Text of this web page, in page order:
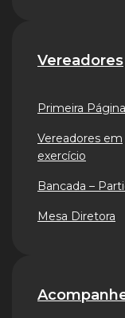
Vereadores
Primeira Página
Vereadores em
exercício
Bancada –
Mesa Diretora